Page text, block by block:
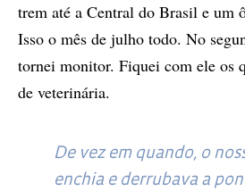
trem até a Central do Brasil e um
Isso o mês de julho todo. No
tornei monitor. Fiquei com ele os
de veterinária.
De vez em quando, o
enchia e derrubava a